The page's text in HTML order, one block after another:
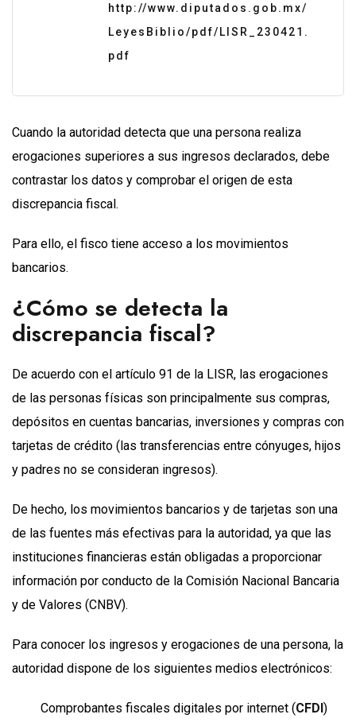
http://www.diputados.gob.mx/
LeyesBiblio/pdf/LISR_230421.
pdf
Cuando la autoridad detecta que una persona realiza
erogaciones superiores a sus ingresos declarados, debe
contrastar los datos y comprobar el origen de esta
discrepancia fiscal.
Para ello, el fisco tiene acceso a los movimientos
bancarios.
¿Cómo se detecta la
discrepancia fiscal?
De acuerdo con el artículo 91 de la LISR, las erogaciones
de las personas físicas son principalmente sus compras,
depósitos en cuentas bancarias, inversiones y compras con
tarjetas de crédito (las transferencias entre cónyuges, hijos
y padres no se consideran ingresos).
De hecho, los movimientos bancarios y de tarjetas son una
de las fuentes más efectivas para la autoridad, ya que las
instituciones financieras están obligadas a proporcionar
información por conducto de la Comisión Nacional Bancaria
y de Valores (CNBV).
Para conocer los ingresos y erogaciones de una persona, la
autoridad dispone de los siguientes medios electrónicos:
Comprobantes fiscales digitales por internet (CFDI )